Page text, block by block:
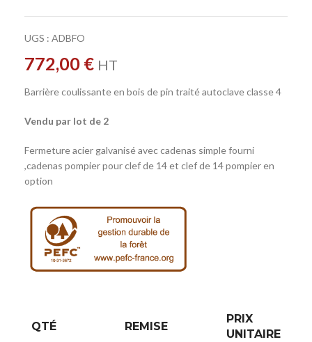
UGS : ADBFO
772,00 € HT
Barrière coulissante en bois de pin traité autoclave classe 4
Vendu par lot de 2
Fermeture acier galvanisé avec cadenas simple fourni
,cadenas pompier pour clef de 14 et clef de 14 pompier en
option
QTÉ REMISE
PRIX
UNITAIRE